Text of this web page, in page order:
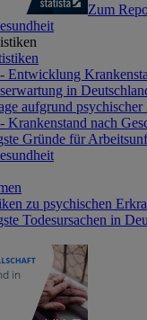
Zum
Entwicklung
in
aufgrund
nach
Gründe für
zu psychischen
Todesursachen in